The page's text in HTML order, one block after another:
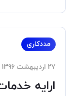
مددکاری
۲۷ اردیبهشت ۱۳۹۶
ارایه